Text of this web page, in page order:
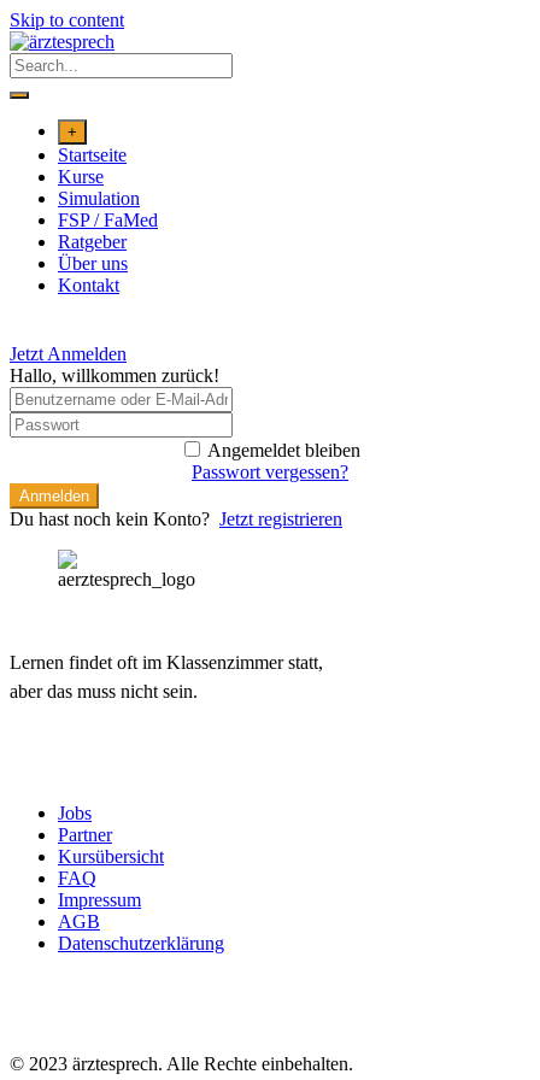
Skip to content
+
Startseite
Kurse
Simulation
FSP / FaMed
Ratgeber
Über uns
Kontakt
Jetzt Anmelden
Hallo, willkommen zurück!
Angemeldet bleiben
Passwort vergessen?
Anmelden
Du hast noch kein Konto? Jetzt registrieren
Lernen findet oft im Klassenzimmer statt,
aber das muss nicht sein.
Jobs
Partner
Kursübersicht
FAQ
Impressum
AGB
Datenschutzerklärung
© 2023 ärztesprech. Alle Rechte einbehalten.